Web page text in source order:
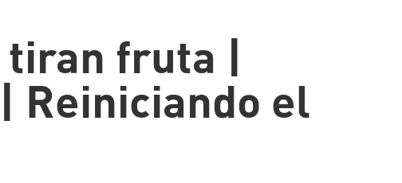
tiran fruta |
Reiniciando el